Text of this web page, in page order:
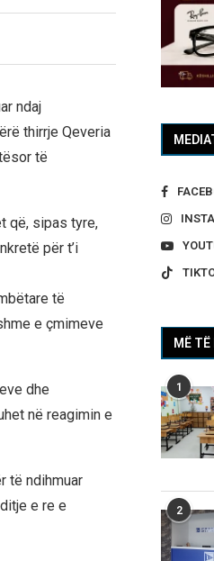
ndaj
thirrje Qeveria
të
që, sipas tyre,
për t’i
të
e çmimeve
dhe
në reagimin e
të ndihmuar
e re e
MË TË
1
2